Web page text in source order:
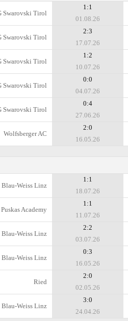
Swarovski Tirol
1:1
01.08.26
Swarovski Tirol
2:3
17.07.26
Swarovski Tirol
1:2
10.07.26
Swarovski Tirol
0:0
04.07.26
Swarovski Tirol
0:4
27.06.26
Wolfsberger AC
2:0
16.05.26
Blau-Weiss Linz
1:1
18.07.26
Puskas Academy
1:1
11.07.26
Blau-Weiss Linz
2:2
03.07.26
Blau-Weiss Linz
0:3
16.05.26
Ried
2:0
02.05.26
Blau-Weiss Linz
3:0
24.04.26